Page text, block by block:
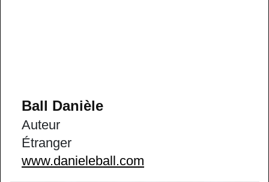
Ball Danièle
Auteur
Étranger
www.danieleball.com